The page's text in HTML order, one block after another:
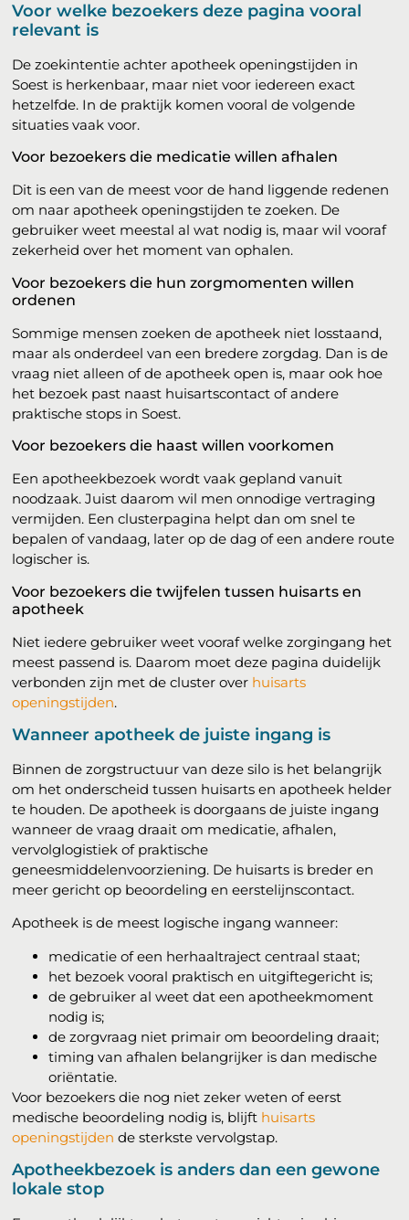
Voor welke bezoekers deze pagina vooral
relevant is
De zoekintentie achter apotheek openingstijden in
Soest is herkenbaar, maar niet voor iedereen exact
hetzelfde. In de praktijk komen vooral de volgende
situaties vaak voor.
Voor bezoekers die medicatie willen afhalen
Dit is een van de meest voor de hand liggende redenen
om naar apotheek openingstijden te zoeken. De
gebruiker weet meestal al wat nodig is, maar wil vooraf
zekerheid over het moment van ophalen.
Voor bezoekers die hun zorgmomenten willen
ordenen
Sommige mensen zoeken de apotheek niet losstaand,
maar als onderdeel van een bredere zorgdag. Dan is de
vraag niet alleen of de apotheek open is, maar ook hoe
het bezoek past naast huisartscontact of andere
praktische stops in Soest.
Voor bezoekers die haast willen voorkomen
Een apotheekbezoek wordt vaak gepland vanuit
noodzaak. Juist daarom wil men onnodige vertraging
vermijden. Een clusterpagina helpt dan om snel te
bepalen of vandaag, later op de dag of een andere route
logischer is.
Voor bezoekers die twijfelen tussen huisarts en
apotheek
Niet iedere gebruiker weet vooraf welke zorgingang het
meest passend is. Daarom moet deze pagina duidelijk
verbonden zijn met de cluster over huisarts
openingstijden.
Wanneer apotheek de juiste ingang is
Binnen de zorgstructuur van deze silo is het belangrijk
om het onderscheid tussen huisarts en apotheek helder
te houden. De apotheek is doorgaans de juiste ingang
wanneer de vraag draait om medicatie, afhalen,
vervolglogistiek of praktische
geneesmiddelenvoorziening. De huisarts is breder en
meer gericht op beoordeling en eerstelijnscontact.
Apotheek is de meest logische ingang wanneer:
medicatie of een herhaaltraject centraal staat;
het bezoek vooral praktisch en uitgiftegericht is;
de gebruiker al weet dat een apotheekmoment
nodig is;
de zorgvraag niet primair om beoordeling draait;
timing van afhalen belangrijker is dan medische
oriëntatie.
Voor bezoekers die nog niet zeker weten of eerst
medische beoordeling nodig is, blijft huisarts
openingstijden de sterkste vervolgstap.
Apotheekbezoek is anders dan een gewone
lokale stop